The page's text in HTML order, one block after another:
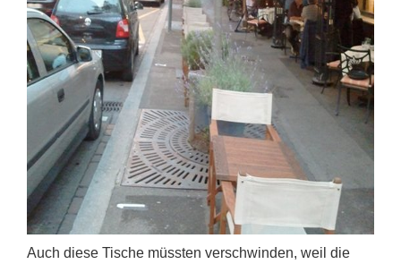
Auch diese Tische müssten verschwinden, weil die